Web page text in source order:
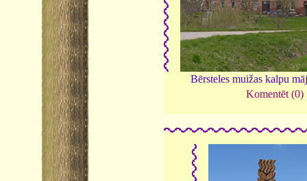
Bērsteles muižas kalpu
Komentēt (0)